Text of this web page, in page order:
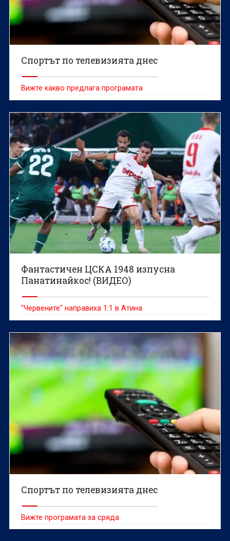
Спортът по телевизията днес
Вижте какво предлага програмата
Фантастичен ЦСКА 1948 изпусна
Панатинайкос! (ВИДЕО)
"Червените" направиха 1:1 в Атина
Спортът по телевизията днес
Вижте програмата за сряда